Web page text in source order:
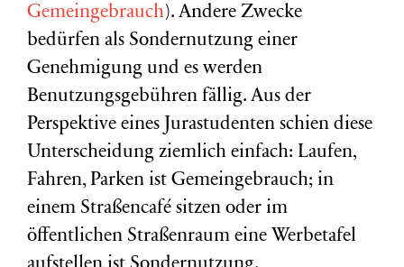
Gemeingebrauch). Andere Zwecke
bedürfen als Sondernutzung einer
Genehmigung und es werden
Benutzungsgebühren fällig. Aus der
Perspektive eines Jurastudenten schien diese
Unterscheidung ziemlich einfach: Laufen,
Fahren, Parken ist Gemeingebrauch; in
einem Straßencafé sitzen oder im
öffentlichen Straßenraum eine Werbetafel